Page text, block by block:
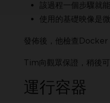
該過程一個步驟就
使用的基礎映像是
發佈後，他檢查
Tim向觀眾保證，稍後可
運行容器